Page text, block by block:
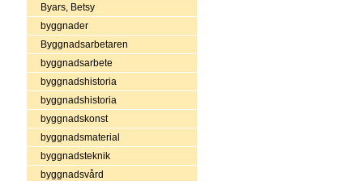
Byars, Betsy
byggnader
Byggnadsarbetaren
byggnadsarbete
byggnadshistoria
byggnadshistoria
byggnadskonst
byggnadsmaterial
byggnadsteknik
byggnadsvård